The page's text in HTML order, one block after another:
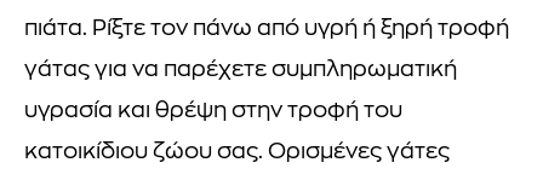
πιάτα. Ρίξτε τον πάνω από υγρή ή ξηρή τροφή
γάτας για να παρέχετε συμπληρωματική
υγρασία και θρέψη στην τροφή του
κατοικίδιου ζώου σας. Ορισμένες γάτες